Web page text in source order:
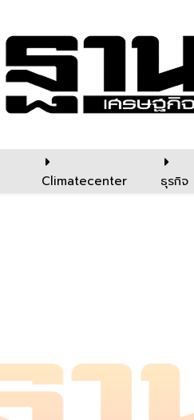
Climatecenter ธุรกิจ